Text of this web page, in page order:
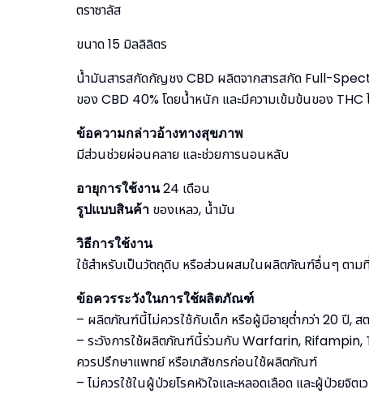
ตราซาลัส
ขนาด 15 มิลลิลิตร
น้ำมันสารสกัดกัญชง CBD ผลิตจากสารสกัด Full-
ของ CBD 40% โดยน้ำหนัก และมีความเข้มข้นของ THC
ข้อความกล่าวอ้างทางสุขภาพ
มีส่วนช่วยผ่อนคลาย และช่วยการนอนหลับ
อายุการใช้งาน24 เดือน
รูปแบบสินค้า ของเหลว, น้ำมัน
วิธีการใช้งาน
ใช้สำหรับเป็นวัตถุดิบ หรือส่วนผสมในผลิตภัณฑ์อื่นๆ ตาม
ข้อควรระวังในการใช้ผลิตภัณฑ์
– ผลิตภัณฑ์นี้ไม่ควรใช้กับเด็ก หรือผู้มีอายุต่ำกว่า 20 ปี, ส
– ระวังการใช้ผลิตภัณฑ์นี้ร่วมกับ Warfarin,
ควรปรึกษาแพทย์ หรือเภสัชกรก่อนใช้ผลิตภัณฑ์
– ไม่ควรใช้ในผู้ป่วยโรคหัวใจและหลอดเลือด และผู้ป่วยจิตเ